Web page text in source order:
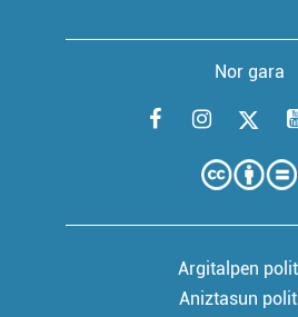
Nor gara
Argitalpen
Aniztasun